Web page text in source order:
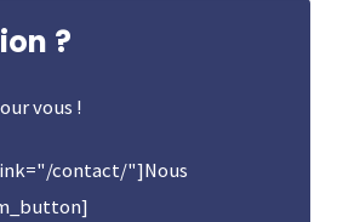
?
vous !
contact/"]Nous